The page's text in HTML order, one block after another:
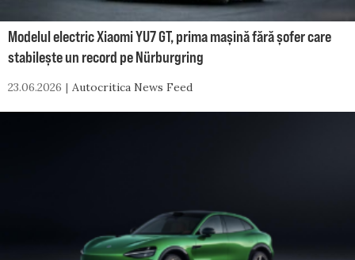
Modelul electric Xiaomi YU7 GT, prima mașină fără șofer care
stabilește un record pe Nürburgring
23.06.2026 Autocritica News Feed